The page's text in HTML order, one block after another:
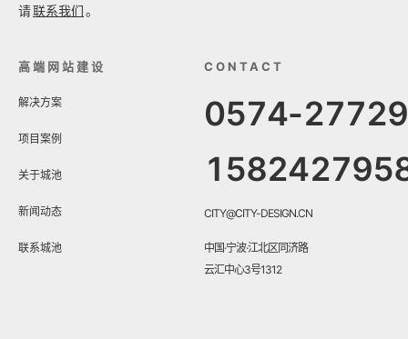
请联系我们。
高端网站建设
解决方案
项目案例
关于城池
新闻动态
联系城池
CONTACT
0574-
CITY@CITY-DESIGN.CN
中国·宁波·江北区同济路
云汇中心3号1312